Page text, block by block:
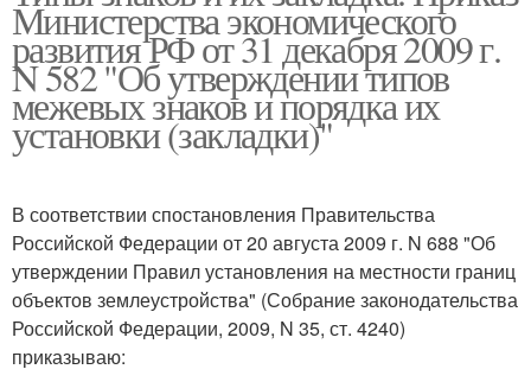
Министерства экономического
развития РФ от 31 декабря 2009 г.
N 582 "Об утверждении типов
межевых знаков и порядка их
установки (закладки)"
В соответствии спостановления Правительства
Российской Федерации от 20 августа 2009 г. N 688 "Об
утверждении Правил установления на местности границ
объектов землеустройства" (Собрание законодательства
Российской Федерации, 2009, N 35, ст. 4240)
приказываю: